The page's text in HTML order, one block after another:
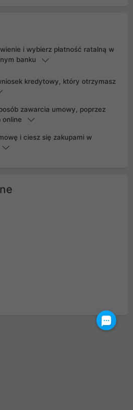
i wybierz płatność ratalną w
banku
kredytowy, który otrzymasz
zawarcia umowy, poprzez
online
i ciesz się zakupami w